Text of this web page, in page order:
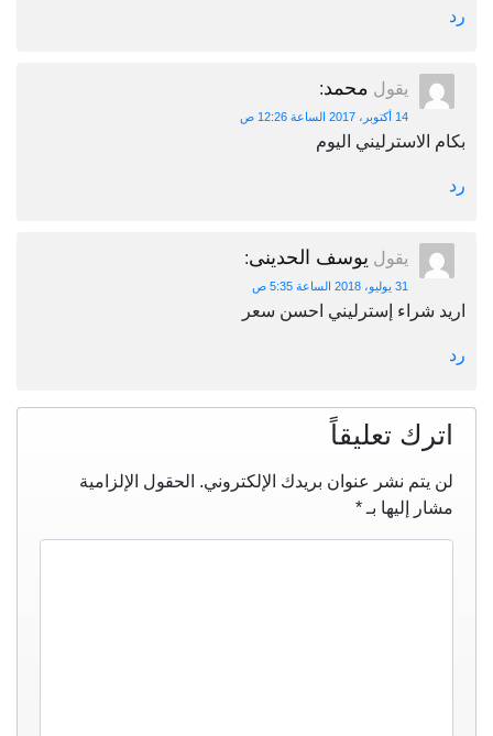
رد
يقول محمد:
14 أكتوبر، 2017 الساعة 12:26 ص
بكام الاسترليني اليوم
رد
يقول يوسف الحدينى:
31 يوليو، 2018 الساعة 5:35 ص
اريد شراء إسترليني احسن سعر
رد
اترك تعليقاً
لن يتم نشر عنوان بريدك الإلكتروني. الحقول الإلزامية
مشار إليها بـ *